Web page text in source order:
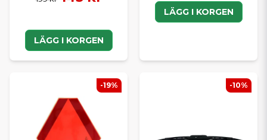
LÄGG I KORGEN
LÄGG I KORGEN
-19% -10%